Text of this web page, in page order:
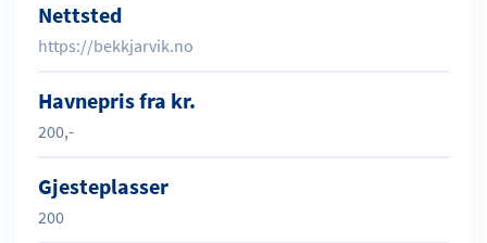
Nettsted
https://bekkjarvik.no
Havnepris fra kr.
200,-
Gjesteplasser
200